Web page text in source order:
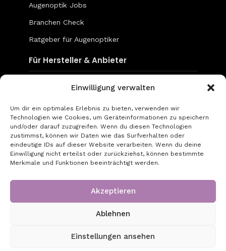
Einwilligung verwalten
Um dir ein optimales Erlebnis zu bieten, verwenden wir
Technologien wie Cookies, um Geräteinformationen zu speichern
und/oder darauf zuzugreifen. Wenn du diesen Technologien
zustimmst, können wir Daten wie das Surfverhalten oder
eindeutige IDs auf dieser Website verarbeiten. Wenn du deine
Einwilligung nicht erteilst oder zurückziehst, können bestimmte
Merkmale und Funktionen beeinträchtigt werden.
Akzeptieren
Ablehnen
Einstellungen ansehen
Augenoptik Jobs
Branchen Check
Ratgeber für Augenoptiker
Für Hersteller & Anbieter
Content & Social Media
go-to-optic.de
Über uns
Kontakt
Datenschutz
Copyright © 2026 - Created by GT Digital UG